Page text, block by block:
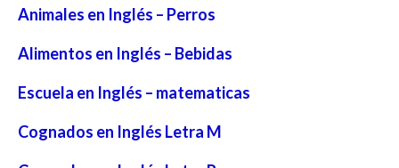
Animales en Inglés – Perros
Alimentos en Inglés – Bebidas
Escuela en Inglés – matematicas
Cognados en Inglés Letra M